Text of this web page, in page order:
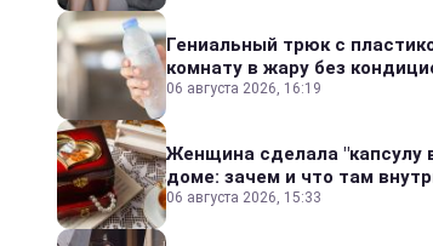
Гениальный трюк с
комнату в жару без
06 августа 2026, 16:19
Женщина сделала "капсулу
доме: зачем и что там
06 августа 2026, 15:33